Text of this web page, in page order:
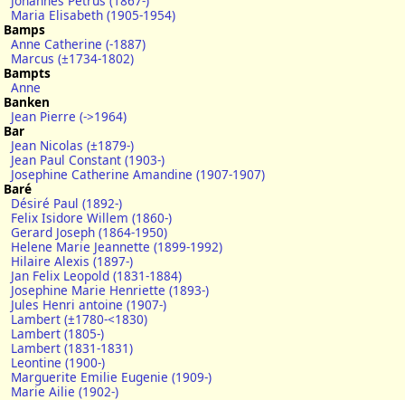
Maria Elisabeth (1905-1954)
Bamps
Anne Catherine (-1887)
Marcus (±1734-1802)
Bampts
Anne
Banken
Jean Pierre (->1964)
Bar
Jean Nicolas (±1879-)
Jean Paul Constant (1903-)
Josephine Catherine Amandine (1907-1907)
Baré
Désiré Paul (1892-)
Felix Isidore Willem (1860-)
Gerard Joseph (1864-1950)
Helene Marie Jeannette (1899-1992)
Hilaire Alexis (1897-)
Jan Felix Leopold (1831-1884)
Josephine Marie Henriette (1893-)
Jules Henri antoine (1907-)
Lambert (±1780-<1830)
Lambert (1805-)
Lambert (1831-1831)
Leontine (1900-)
Marguerite Emilie Eugenie (1909-)
Marie Ailie (1902-)